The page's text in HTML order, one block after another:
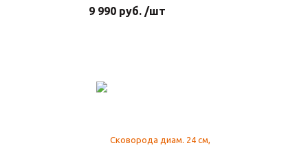
9 990 руб. /шт